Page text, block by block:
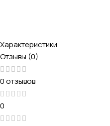
Характеристики
Отзывы (0)
0 отзывов
0